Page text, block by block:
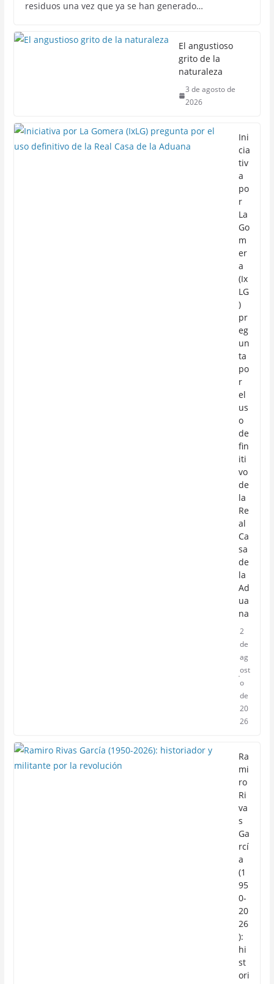
residuos una vez que ya se han generado…
El angustioso
grito de la
naturaleza
3 de agosto de
2026
Ini
cia
tiv
a
po
r
La
Go
m
er
a
(Ix
LG
)
pr
eg
un
ta
po
r
el
us
o
de
fin
iti
vo
de
la
Re
al
Ca
sa
de
la
Ad
ua
na
2
de
ag
ost
o
de
20
26
Ra
mi
ro
Ri
va
s
Ga
rcí
a
(1
95
0-
20
26
):
hi
st
ori